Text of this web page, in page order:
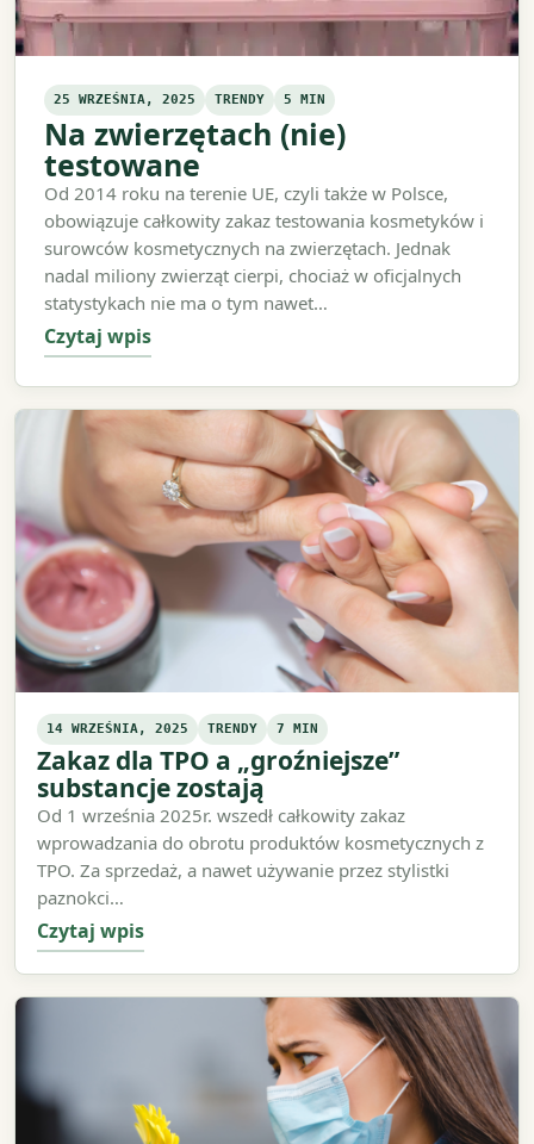
25 WRZEŚNIA, 2025 TRENDY 5 MIN
Na zwierzętach (nie)
testowane
Od 2014 roku na terenie UE, czyli także w Polsce,
obowiązuje całkowity zakaz testowania kosmetyków i
surowców kosmetycznych na zwierzętach. Jednak
nadal miliony zwierząt cierpi, chociaż w oficjalnych
statystykach nie ma o tym nawet…
Czytaj wpis
14 WRZEŚNIA, 2025 TRENDY 7 MIN
Zakaz dla TPO a „groźniejsze”
substancje zostają
Od 1 września 2025r. wszedł całkowity zakaz
wprowadzania do obrotu produktów kosmetycznych z
TPO. Za sprzedaż, a nawet używanie przez stylistki
paznokci…
Czytaj wpis